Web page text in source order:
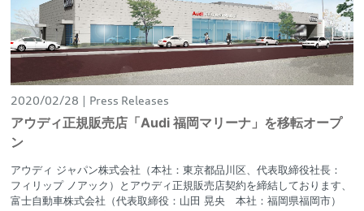
2020/02/28 Press Releases
アウディ正規販売店「Audi 福岡マリーナ」を移転オープ
ン
アウディ ジャパン株式会社（本社：東京都品川区、代表取締役社長：
フィリップ ノアック）とアウディ正規販売店契約を締結しております、
富士自動車株式会社（代表取締役：山田 晃央 本社：福岡県福岡市）